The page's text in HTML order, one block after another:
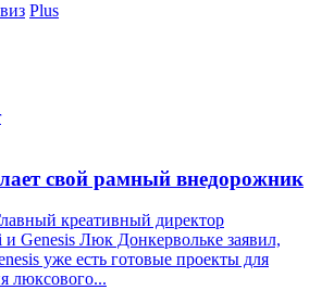
Plus
свой рамный внедорожник
креативный директор
и Genesis Люк Донкервольке заявил,
уже есть готовые проекты для
люксового...